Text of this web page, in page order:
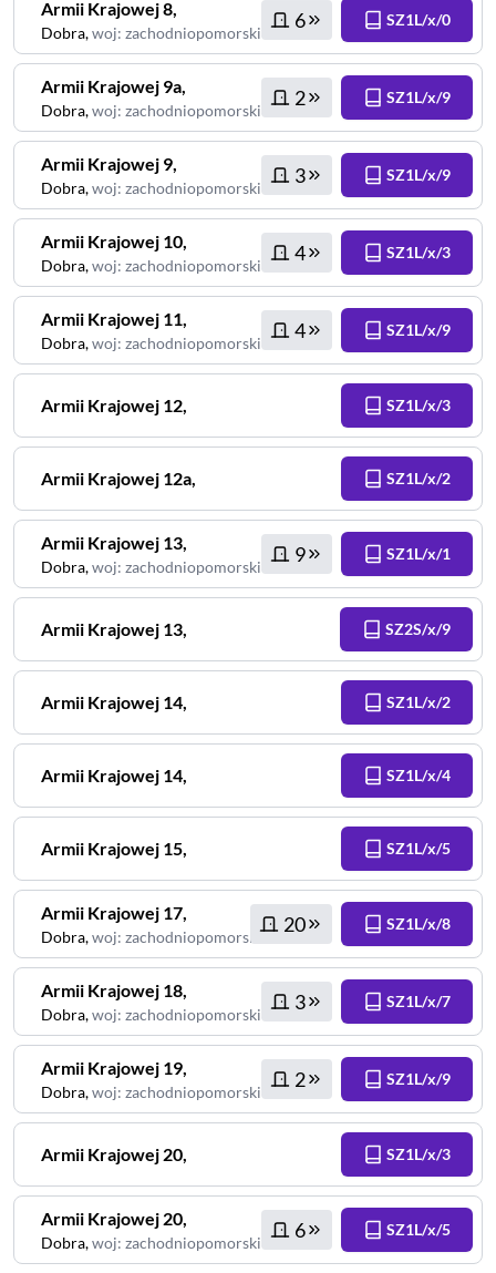
Armii Krajowej8,
Dobra,woj: zachodniopomorskie
6 SZ1L/x/0
Armii Krajowej 9a,
Dobra,woj: zachodniopomorskie
2 SZ1L/x/9
Armii Krajowej 9,
Dobra,woj: zachodniopomorskie
3 SZ1L/x/9
Armii Krajowej 10,
Dobra,woj: zachodniopomorskie
4 SZ1L/x/3
Armii Krajowej 11,
Dobra,woj: zachodniopomorskie
4 SZ1L/x/9
Armii Krajowej 12, SZ1L/x/3
Armii Krajowej 12a, SZ1L/x/2
Armii Krajowej 13,
Dobra,woj: zachodniopomorskie
9 SZ1L/x/1
Armii Krajowej 13, SZ2S/x/9
Armii Krajowej 14, SZ1L/x/2
Armii Krajowej 14, SZ1L/x/4
Armii Krajowej 15, SZ1L/x/5
Armii Krajowej 17,
Dobra,woj: zachodniopomorskie
20 SZ1L/x/8
Armii Krajowej 18,
Dobra,woj: zachodniopomorskie
3 SZ1L/x/7
Armii Krajowej 19,
Dobra,woj: zachodniopomorskie
2 SZ1L/x/9
Armii Krajowej 20, SZ1L/x/3
Armii Krajowej 20,
Dobra,woj: zachodniopomorskie
6 SZ1L/x/5